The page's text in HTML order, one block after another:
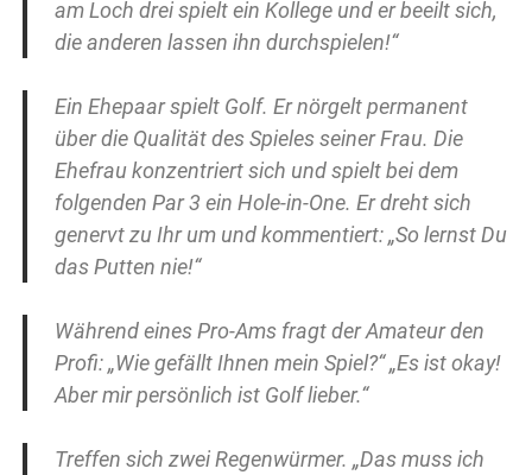
am Loch drei spielt ein Kollege und er beeilt sich,
die anderen lassen ihn durchspielen!“
Ein Ehepaar spielt Golf. Er nörgelt permanent
über die Qualität des Spieles seiner Frau. Die
Ehefrau konzentriert sich und spielt bei dem
folgenden Par 3 ein Hole-in-One. Er dreht sich
genervt zu Ihr um und kommentiert: „So lernst Du
das Putten nie!“
Während eines Pro-Ams fragt der Amateur den
Profi: „Wie gefällt Ihnen mein Spiel?“ „Es ist okay!
Aber mir persönlich ist Golf lieber.“
Treffen sich zwei Regenwürmer. „Das muss ich